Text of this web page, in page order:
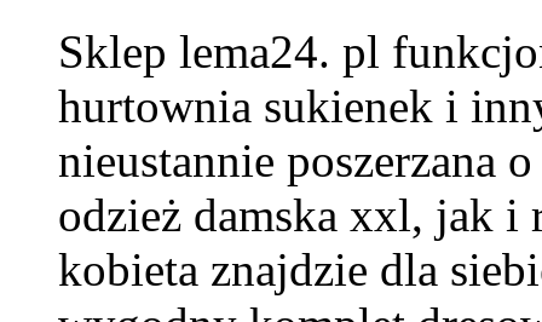
Sklep lema24. pl
hurtownia sukienek i
nieustannie poszerzana
odzież damska xxl, jak i
kobieta znajdzie dla